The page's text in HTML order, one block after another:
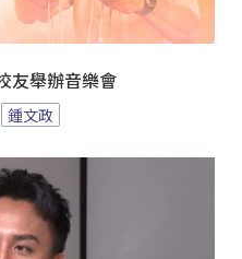
友舉辦音樂會
鍾文政